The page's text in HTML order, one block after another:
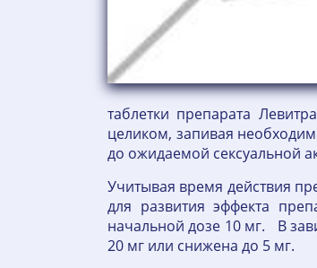
таблетки препарата
целиком, запивая
до ожидаемой сексуальной
Учитывая время действия
для развития эффекта
начальной дозе 10 мг. В
20 мг или снижена до 5 мг.